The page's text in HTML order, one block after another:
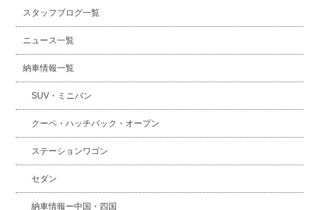
スタッフブログ一覧
ニュース一覧
納車情報一覧
SUV・ミニバン
クーペ・ハッチバック・オープン
ステーションワゴン
セダン
納車情報ー中国・四国